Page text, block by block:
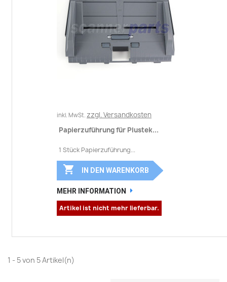
inkl. MwSt. zzgl. Versandkosten
Papierzuführung für Plustek...
1 Stück Papierzuführung...
 IN DEN WARENKORB
MEHR INFORMATION
Artikel ist nicht mehr lieferbar.
1 - 5 von 5 Artikel(n)